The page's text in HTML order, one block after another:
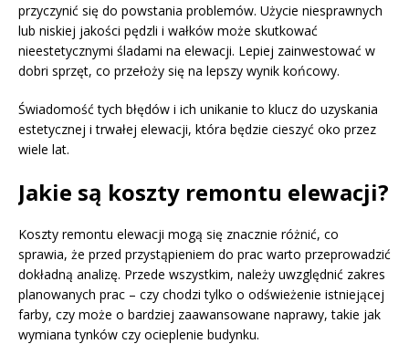
przyczynić się do powstania problemów. Użycie niesprawnych
lub niskiej jakości pędzli i wałków może skutkować
nieestetycznymi śladami na elewacji. Lepiej zainwestować w
dobri sprzęt, co przełoży się na lepszy wynik końcowy.
Świadomość tych błędów i ich unikanie to klucz do uzyskania
estetycznej i trwałej elewacji, która będzie cieszyć oko przez
wiele lat.
Jakie są koszty remontu elewacji?
Koszty remontu elewacji mogą się znacznie różnić, co
sprawia, że przed przystąpieniem do prac warto przeprowadzić
dokładną analizę. Przede wszystkim, należy uwzględnić zakres
planowanych prac – czy chodzi tylko o odświeżenie istniejącej
farby, czy może o bardziej zaawansowane naprawy, takie jak
wymiana tynków czy ocieplenie budynku.